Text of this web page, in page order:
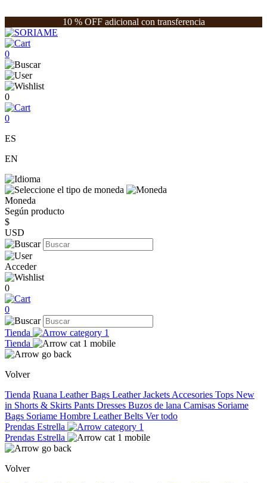
10 % OFF adicional con transferencia
0
0
0
ES
EN
Moneda
Según producto
$
USD
Acceder
0
0
Tienda
Tienda
Volver
Tienda Ruana Leather Bags Leather Jackets Accesories Tops New
in Shorts & Skirts Pants Dresses Buzos de lana Camisas Soriame
Bags Soriame Hombre Leather Belts Ver todo
Prendas Estrella
Prendas Estrella
Volver